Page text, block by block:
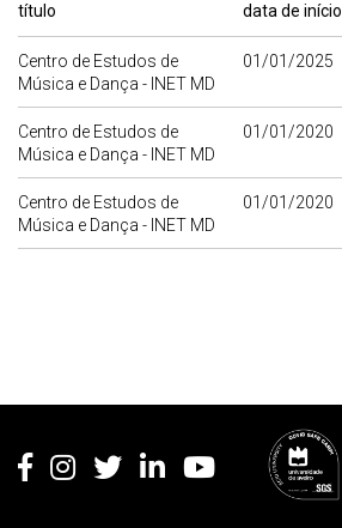
título data de início
Centro de Estudos de
Música e Dança - INET MD
01/01/2025
Centro de Estudos de
Música e Dança - INET MD
01/01/2020
Centro de Estudos de
Música e Dança - INET MD
01/01/2020